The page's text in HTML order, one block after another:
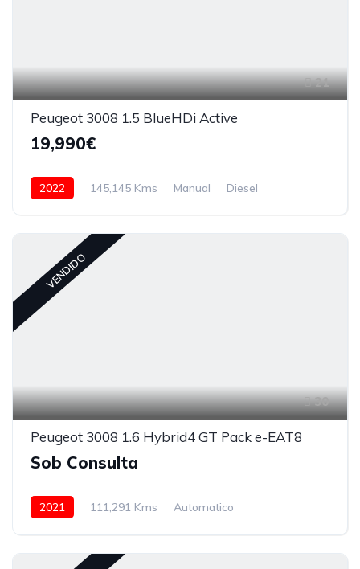
21
Peugeot 3008 1.5 BlueHDi Active
19,990€
2022 145,145 Kms Manual Diesel
VENDIDO
30
Peugeot 3008 1.6 Hybrid4 GT Pack e-EAT8
Sob Consulta
2021 111,291 Kms
Automatico